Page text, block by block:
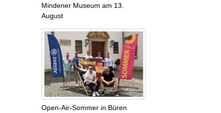
Mindener Museum am 13.
August
Open-Air-Sommer in Büren